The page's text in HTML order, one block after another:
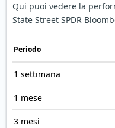
Qui puoi vedere la
State Street SPDR
Periodo
1 settimana
1 mese
3 mesi